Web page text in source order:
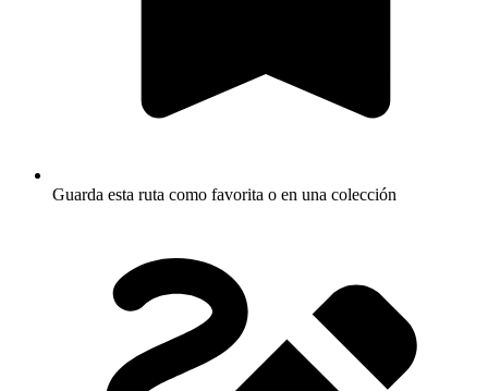
Guarda esta ruta como favorita o en una colección